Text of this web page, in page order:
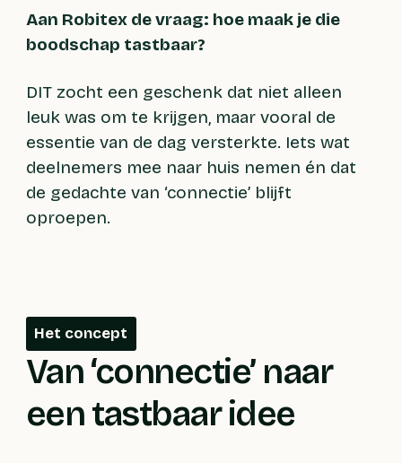
Aan Robitex de vraag: hoe maak je die
boodschap tastbaar?
DIT zocht een geschenk dat niet alleen
leuk was om te krijgen, maar vooral de
essentie van de dag versterkte. Iets wat
deelnemers mee naar huis nemen én dat
de gedachte van ‘connectie’ blijft
oproepen.
Het concept
Van ‘connectie’ naar
een tastbaar idee